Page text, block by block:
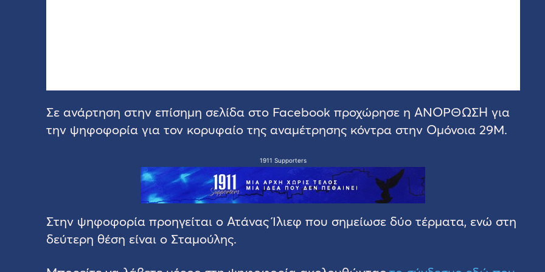
Σε ανάρτηση στην επίσημη σελίδα στο Facebook προχώρησε η ΑΝΟΡΘΩΣΗ για
την ψηφοφορία για τον κορυφαίο της αναμέτρησης κόντρα στην Ομόνοια 29Μ.
1911 Supporters
Στην ψηφοφορία προηγείται ο Ατάνας Ίλιεφ που σημείωσε δύο τέρματα, ενώ στη
δεύτερη θέση είναι ο Σταμούλης.